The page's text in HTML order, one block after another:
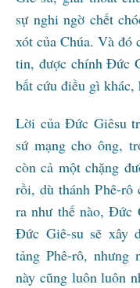
sự nghi ngờ chết
xót của Chúa. Và đó
tin, được chính Đức
bất cứu điều gì khác,
Lời của Đức Giêsu
sứ mạng cho ông,
còn cả một chặng
rồi, dù thánh Phê-rô
ra như thế nào, Đức
Đức Giê-su sẽ xây
tảng Phê-rô, nhưng
này cũng luôn luôn